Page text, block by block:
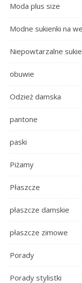
Moda plus size
Modne sukienki na
Niepowtarzalne
obuwie
Odzież damska
pantone
paski
Piżamy
Płaszcze
płaszcze damskie
płaszcze zimowe
Porady
Porady stylistki